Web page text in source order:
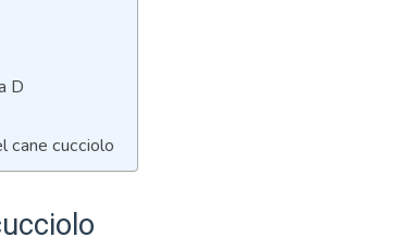
D
cane cucciolo